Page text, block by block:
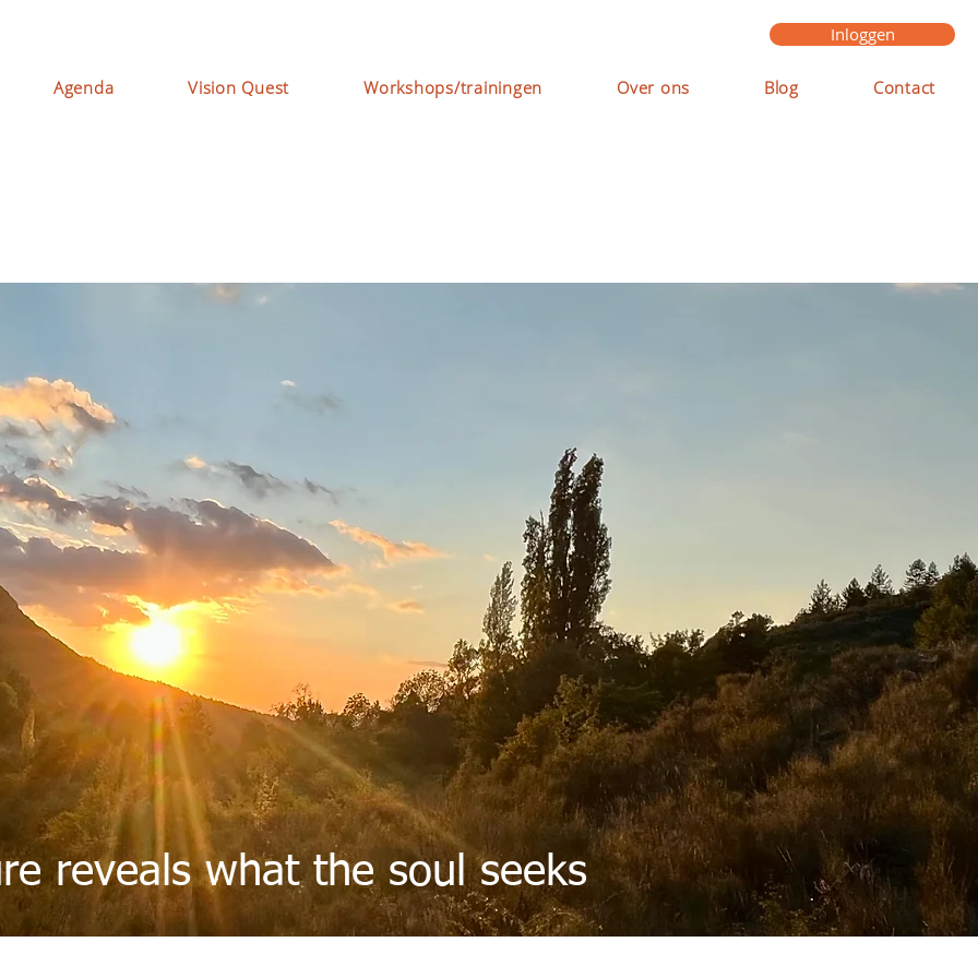
Inloggen
Agenda Vision Quest Workshops/trainingen Over ons Blog Contact
reveals what the soul seeks